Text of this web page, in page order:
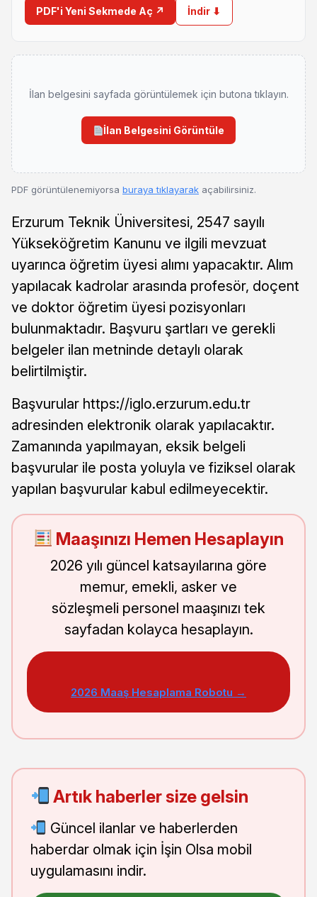
PDF'i Yeni Sekmede Aç ↗ İndir ⬇
İlan belgesini sayfada görüntülemek için butona tıklayın.
İlan Belgesini Görüntüle
PDF görüntülenemiyorsa buraya tıklayarak açabilirsiniz.
Erzurum Teknik Üniversitesi, 2547 sayılı
Yükseköğretim Kanunu ve ilgili mevzuat
uyarınca öğretim üyesi alımı yapacaktır. Alım
yapılacak kadrolar arasında profesör, doçent
ve doktor öğretim üyesi pozisyonları
bulunmaktadır. Başvuru şartları ve gerekli
belgeler ilan metninde detaylı olarak
belirtilmiştir.
Başvurular https://iglo.erzurum.edu.tr
adresinden elektronik olarak yapılacaktır.
Zamanında yapılmayan, eksik belgeli
başvurular ile posta yoluyla ve fiziksel olarak
yapılan başvurular kabul edilmeyecektir.
Maaşınızı Hemen Hesaplayın
2026 yılı güncel katsayılarına göre
memur, emekli, asker ve
sözleşmeli personel maaşınızı tek
sayfadan kolayca hesaplayın.
2026 Maaş Hesaplama Robotu →
Artık haberler size gelsin
Güncel ilanlar ve haberlerden
haberdar olmak için İşin Olsa mobil
uygulamasını indir.